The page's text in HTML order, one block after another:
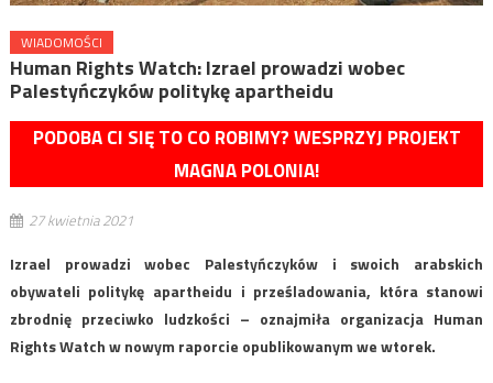
WIADOMOŚCI
Human Rights Watch: Izrael prowadzi wobec
Palestyńczyków politykę apartheidu
PODOBA CI SIĘ TO CO ROBIMY? WESPRZYJ PROJEKT
MAGNA POLONIA!
27 kwietnia 2021
Izrael prowadzi wobec Palestyńczyków i swoich arabskich
obywateli politykę apartheidu i prześladowania, która stanowi
zbrodnię przeciwko ludzkości – oznajmiła organizacja Human
Rights Watch w nowym raporcie opublikowanym we wtorek.